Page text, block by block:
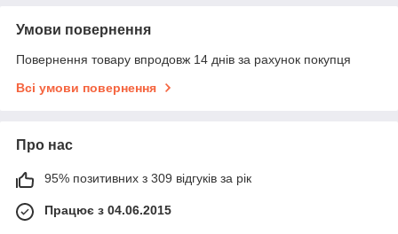
Умови повернення
Повернення товару впродовж 14 днів за рахунок покупця
Всі умови повернення
Про нас
95% позитивних з 309 відгуків за рік
Працює з 04.06.2015